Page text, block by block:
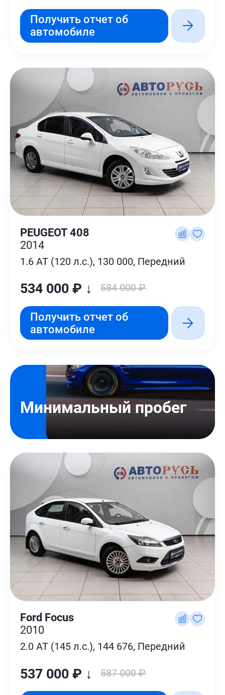
Получить отчет об
автомобиле
PEUGEOT 408
2014
1.6 AT (120 л.с.), 130 000, Передний
534 000 ₽ ↓ 584 000 ₽
Получить отчет об
автомобиле
Минимальный пробег
Ford Focus
2010
2.0 AT (145 л.с.), 144 676, Передний
537 000 ₽ ↓ 587 000 ₽